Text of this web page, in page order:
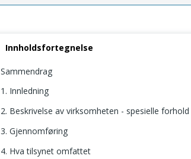
Innholdsfortegnelse
Sammendrag
1. Innledning
2. Beskrivelse av virksomheten - spesielle forhold
3. Gjennomføring
4. Hva tilsynet omfattet